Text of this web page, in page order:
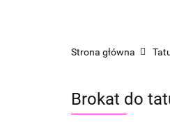
Strona główna
Brokat do